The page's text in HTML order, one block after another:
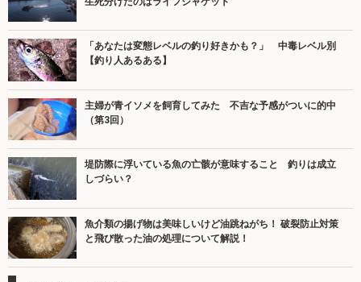
「あなたは変態レベルの釣り好きかも？」 中毒レベル別
【釣り人あるある】
主婦が青イソメを飼育してみた 不吉な予感がついに的中
（第3回）
堤防際に浮いている魚の亡骸が意味すること 釣りは成立
しづらい？
魚介類の揚げ物は美味しいけど油跳ねがち！ 破裂防止対策
と飛び散った油の処理について解説！